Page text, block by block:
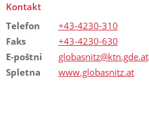
Kontakt
Telefon
+43-4230-310
Faks
+43-4230-630
E-poštni
globasnitz@ktn.gde.at
Spletna
www.globasnitz.at